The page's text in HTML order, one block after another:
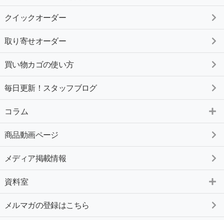
クイックオーダー
取り寄せオーダー
買い物カゴの使い方
毎日更新！スタッフブログ
コラム
商品動画ページ
メディア掲載情報
資料室
メルマガの登録はこちら